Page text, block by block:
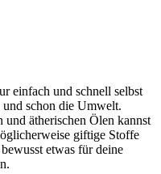
einfach und schnell selbst
schon die Umwelt.
ätherischen Ölen kannst
giftige Stoffe
etwas für deine